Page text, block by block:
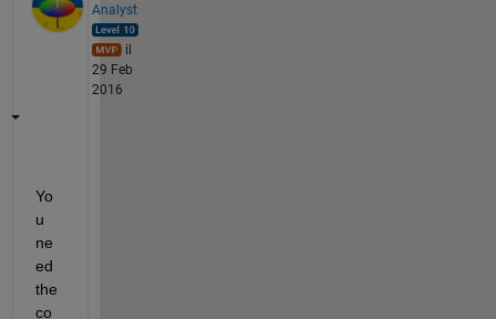
Analyst
il
29 Feb
2016
Yo
u
ne
ed
the
co